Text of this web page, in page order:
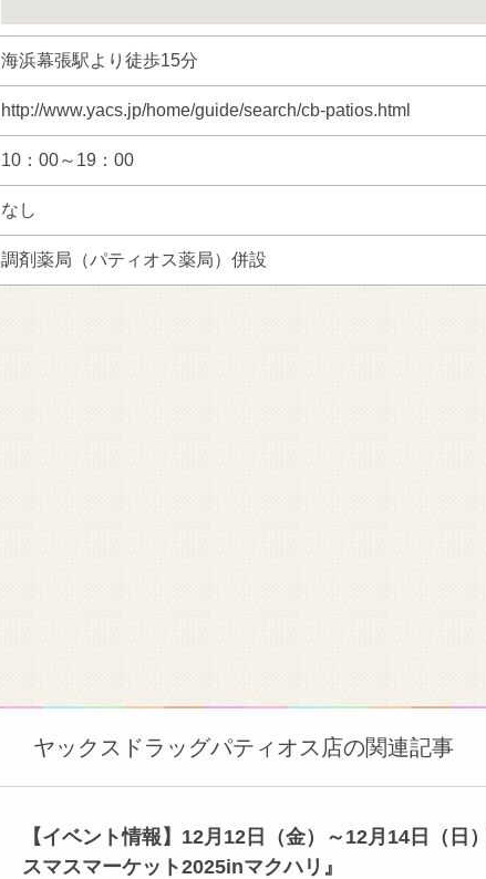
海浜幕張駅より徒歩15分
http://www.yacs.jp/home/guide/search/cb-patios.html
10：00～19：00
なし
調剤薬局（パティオス薬局）併設
ヤックスドラッグパティオス店の関連記事
【イベント情報】12月12日（金）～12月14日（日
スマスマーケット2025inマクハリ』